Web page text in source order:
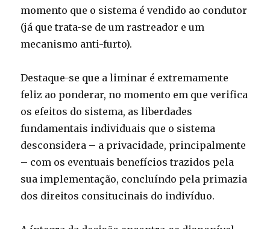
momento que o sistema é vendido ao condutor
(já que trata-se de um rastreador e um
mecanismo anti-furto).
Destaque-se que a liminar é extremamente
feliz ao ponderar, no momento em que verifica
os efeitos do sistema, as liberdades
fundamentais individuais que o sistema
desconsidera – a privacidade, principalmente
– com os eventuais benefícios trazidos pela
sua implementação, concluíndo pela primazia
dos direitos consitucinais do indivíduo.